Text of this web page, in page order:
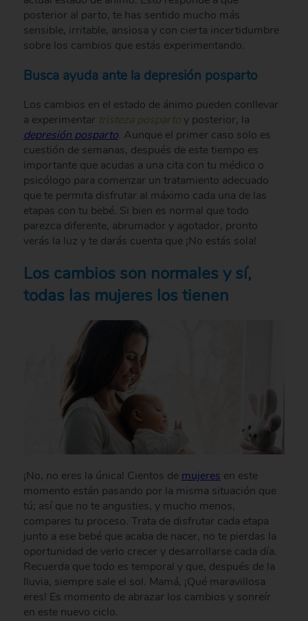
posterior al parto, te has sentido mucho más
sensible, irritable, ansiosa y con cierta incertidumbre
sobre los cambios que estás experimentando.
Busca ayuda ante la depresión posparto
Los cambios en el estado de ánimo pueden conllevar
a experimentar tristeza pospartoy posterior, la
depresión posparto. Aunque el primer caso solo es
cuestión de semanas, después de este tiempo es
importante que acudas a una cita con tu médico o
psicólogo para comenzar un tratamiento adecuado
que te permita disfrutar al máximo cada una de las
etapas con tu bebé. Si bien es normal que todo
parezca diferente, abrumador y agotador, pronto
verás la luz y te darás cuenta que ¡No estás sola!
Los cambios son normales y sí,
todas las mujeres los tienen
¡No, no eres la única! Cientos de mujeres en este
momento están pasando por la misma situación que
tú; así que no te angusties, y mucho menos,
compares tu proceso. Trata de disfrutar cada etapa
junto a ese bebé que acaba de nacer, no te pierdas la
oportunidad de verlo crecer y desarrollarse cada día.
Recuerda que todo es temporal y que, después de la
lluvia, siempre sale el sol. Mamá, ¡Qué maravillosa
eres! Es momento de abrazar los cambios y sonreír
en este nuevo ciclo.